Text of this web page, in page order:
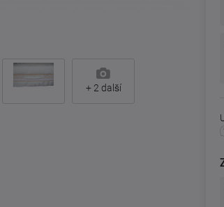
+ 2 další